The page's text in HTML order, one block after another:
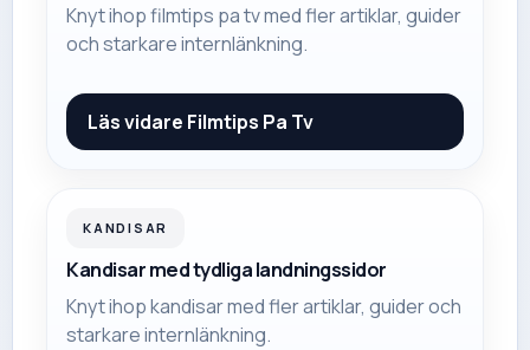
Knyt ihop filmtips pa tv med fler artiklar, guider
och starkare internlänkning.
Läs vidare Filmtips Pa Tv
KANDISAR
Kandisar med tydliga landningssidor
Knyt ihop kandisar med fler artiklar, guider och
starkare internlänkning.